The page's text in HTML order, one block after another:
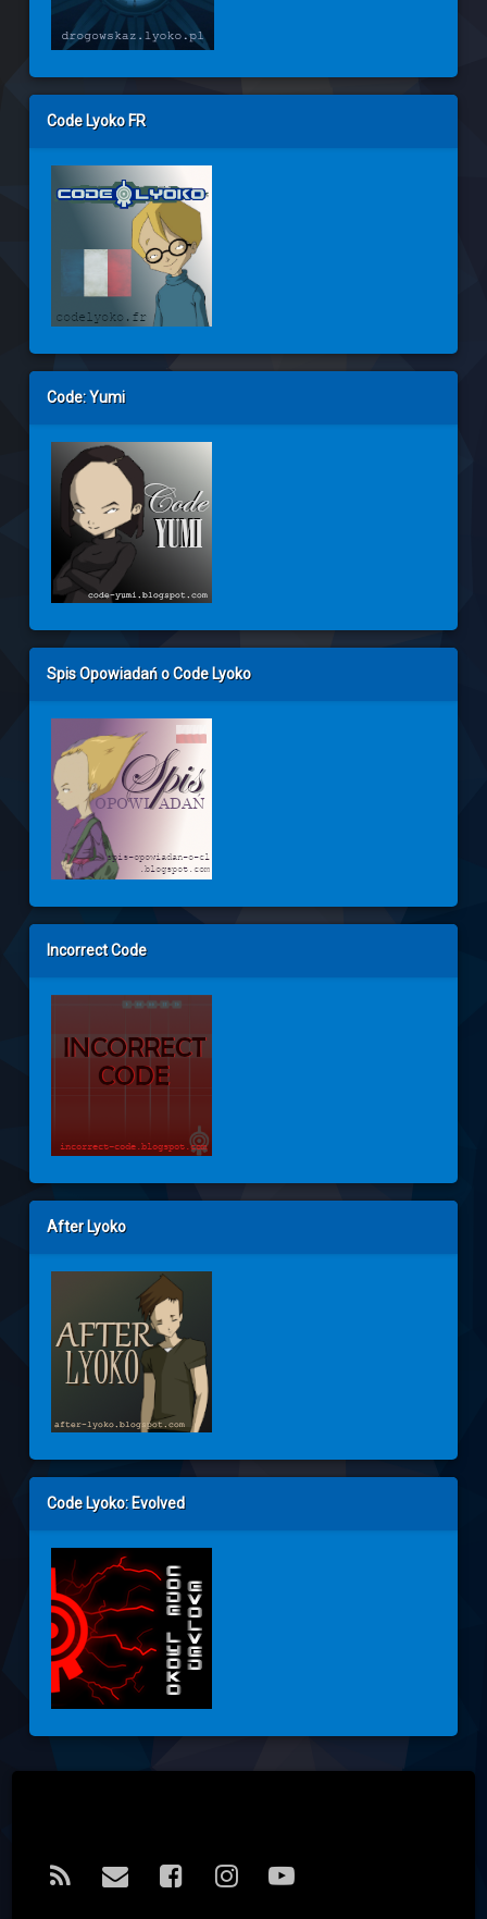
Code Lyoko FR
Code: Yumi
Spis Opowiadań o Code Lyoko
Incorrect Code
After Lyoko
Code Lyoko: Evolved
RSS E-mailFacebook
Instagram
YouTube